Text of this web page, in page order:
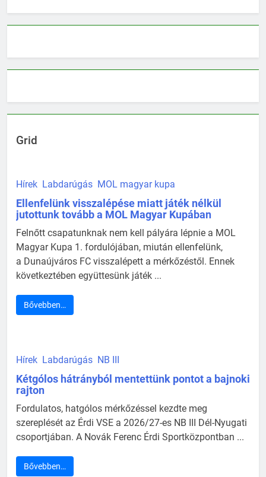
Grid
Hírek Labdarúgás MOL magyar kupa
Ellenfelünk visszalépése miatt játék nélkül
jutottunk tovább a MOL Magyar Kupában
Felnőtt csapatunknak nem kell pályára lépnie a MOL
Magyar Kupa 1. fordulójában, miután ellenfelünk,
a Dunaújváros FC visszalépett a mérkőzéstől. Ennek
következtében együttesünk játék ...
Bővebben…
Hírek Labdarúgás NB III
Kétgólos hátrányból mentettünk pontot a bajnoki
rajton
Fordulatos, hatgólos mérkőzéssel kezdte meg
szereplését az Érdi VSE a 2026/27-es NB III Dél-Nyugati
csoportjában. A Novák Ferenc Érdi Sportközpontban ...
Bővebben…